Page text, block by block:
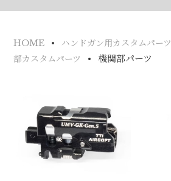
HOME ハンドガン用カスタムパーツ
部カスタムパーツ
機関部パーツ